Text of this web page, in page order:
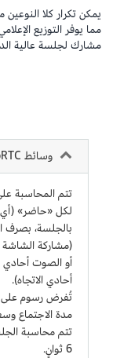
مشارك لجلسة عالية
وسائط WebRTC
لكل «حاضر» (أي
بالجلسة، بصرف
(مشاركة الشاشة
أو الصوت أحادي
أحادي الاتجاه).
تُفرض رسوم على
مدة الاجتماع
6 ثوانٍ.